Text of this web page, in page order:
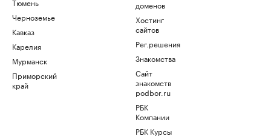
Черноземье
Кавказ
Карелия
Мурманск
Приморский
край
доменов
Хостинг
сайтов
Рег.решения
Знакомства
Сайт
знакомств
podbor.ru
РБК
Компании
РБК Курсы